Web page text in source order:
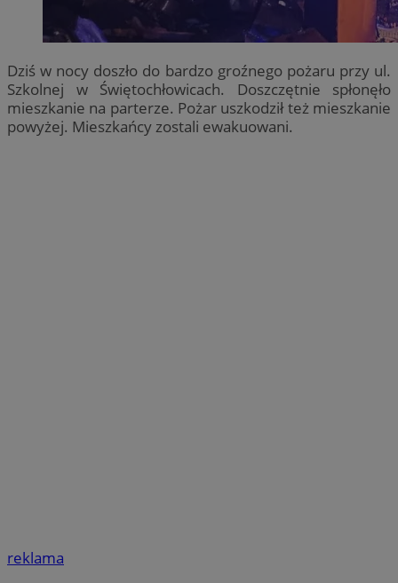
Dziś w nocy doszło do bardzo groźnego pożaru przy ul.
Szkolnej w Świętochłowicach. Doszczętnie spłonęło
mieszkanie na parterze. Pożar uszkodził też mieszkanie
powyżej. Mieszkańcy zostali ewakuowani.
reklama